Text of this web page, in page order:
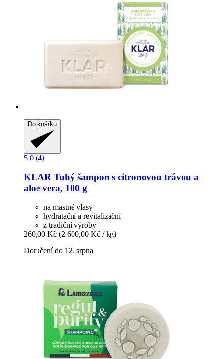
Do košíku
5.0 (4)
KLAR Tuhý šampon s citronovou trávou a
aloe vera, 100 g
na mastné vlasy
hydratační a revitalizační
z tradiční výroby
260,00 Kč (2 600,00 Kč / kg)
Doručení do 12. srpna